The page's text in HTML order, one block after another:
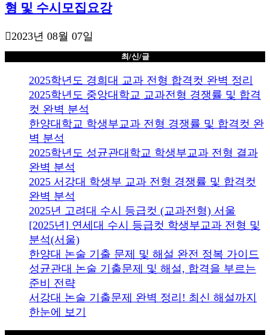
형 및 수시모집요강
2023년 08월 07일
최/신/글
2025학년도 경희대 교과 전형 합격컷 완벽 정리
2025학년도 중앙대학교 교과전형 경쟁률 및 합격
컷 완벽 분석
한양대학교 학생부교과 전형 경쟁률 및 합격컷 완
벽 분석
2025학년도 성균관대학교 학생부교과 전형 결과
완벽 분석
2025 서강대 학생부 교과 전형 경쟁률 및 합격컷
완벽 분석
2025년 고려대 수시 등급컷 (교과전형) 서울
[2025년] 연세대 수시 등급컷 학생부교과 전형 및
분석(서울)
한양대 논술 기출 문제 및 해설 완전 정복 가이드
성균관대 논술 기출문제 및 해설, 합격을 부르는
준비 전략
서강대 논술 기출문제 완벽 정리! 최신 해설까지
한눈에 보기